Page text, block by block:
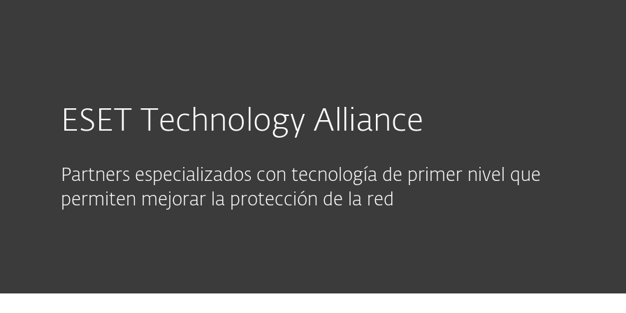
ESET Technology Alliance
Partners especializados con tecnología de primer nivel que
permiten mejorar la protección de la red